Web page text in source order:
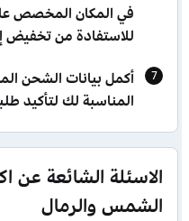
في المكان المخصص
للاستفادة من تخفيض
أكمل بيانات الشحن
المناسبة لك لتأكيد
الاسئلة الشائعة عن
الشمس والرمال